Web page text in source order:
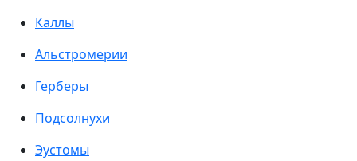
Каллы
Альстромерии
Герберы
Подсолнухи
Эустомы